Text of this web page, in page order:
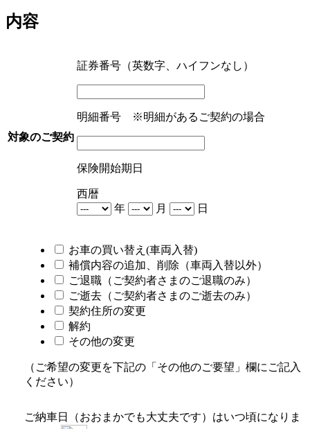
内容
対象のご契約
証券番号（英数字、ハイフンなし）
明細番号 ※明細があるご契約の場合
保険開始期日
西暦
年
月 日
お車の買い替え(車両入替)
補償内容の追加、削除（車両入替以外）
ご退職（ご契約者さまのご退職のみ）
ご逝去（ご契約者さまのご逝去のみ）
契約住所の変更
解約
その他の変更
（ご希望の変更を下記の「その他のご要望」欄にご記入
ください）
ご納車日（おおまかでも大丈夫です）はいつ頃になりま